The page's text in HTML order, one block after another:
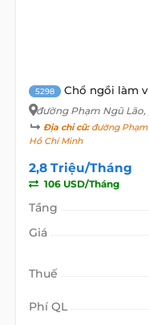
5298 Chổ ngồi làm
đường Phạm Ngũ Lão,
Địa chỉ cũ:đường Phạm
Hồ Chí Minh
2,8 Triệu/Tháng
106 USD/Tháng
Tầng
Giá
Thuế
Phí QL